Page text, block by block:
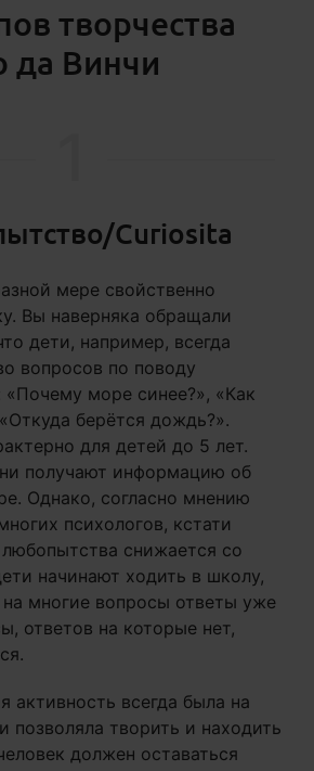
творчества
да Винчи
Curiosita
мере свойственно
Вы наверняка обращали
дети, например, всегда
вопросов по поводу
«Почему море синее?», «Как
берётся дождь?».
для детей до 5 лет.
получают информацию об
Однако, согласно мнению
психологов, кстати
снижается со
начинают ходить в школу,
на многие вопросы ответы уже
ответов на которые нет,
активность всегда была на
позволяла творить и находить
должен оставаться